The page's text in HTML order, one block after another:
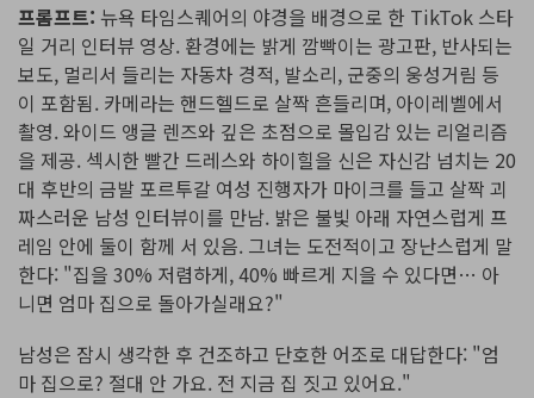
프롬프트: 뉴욕 타임스퀘어의 야경을 배경으로 한 TikTok 스타
일 거리 인터뷰 영상. 환경에는 밝게 깜빡이는 광고판, 반사되는
보도, 멀리서 들리는 자동차 경적, 발소리, 군중의 웅성거림 등
이 포함됨. 카메라는 핸드헬드로 살짝 흔들리며, 아이레벨에서
촬영. 와이드 앵글 렌즈와 깊은 초점으로 몰입감 있는 리얼리즘
을 제공. 섹시한 빨간 드레스와 하이힐을 신은 자신감 넘치는 20
대 후반의 금발 포르투갈 여성 진행자가 마이크를 들고 살짝 괴
짜스러운 남성 인터뷰이를 만남. 밝은 불빛 아래 자연스럽게 프
레임 안에 둘이 함께 서 있음. 그녀는 도전적이고 장난스럽게 말
한다: "집을 30% 저렴하게, 40% 빠르게 지을 수 있다면… 아
니면 엄마 집으로 돌아가실래요?"
남성은 잠시 생각한 후 건조하고 단호한 어조로 대답한다: "엄
마 집으로? 절대 안 가요. 전 지금 집 짓고 있어요."